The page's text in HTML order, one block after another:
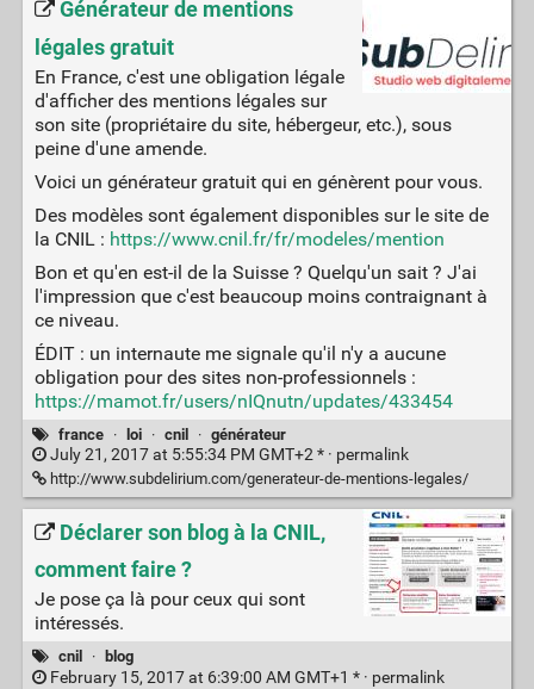
Générateur de mentions
légales gratuit
En France, c'est une obligation légale
d'afficher des mentions légales sur
son site (propriétaire du site, hébergeur, etc.), sous
peine d'une amende.
Voici un générateur gratuit qui en génèrent pour vous.
Des modèles sont également disponibles sur le site de
la CNIL : https://www.cnil.fr/fr/modeles/mention
Bon et qu'en est-il de la Suisse ? Quelqu'un sait ? J'ai
l'impression que c'est beaucoup moins contraignant à
ce niveau.
ÉDIT : un internaute me signale qu'il n'y a aucune
obligation pour des sites non-professionnels :
https://mamot.fr/users/nIQnutn/updates/433454
france · loi · cnil · générateur
July 21, 2017 at 5:55:34 PM GMT+2 * · permalink
http://www.subdelirium.com/generateur-de-mentions-legales/
Déclarer son blog à la CNIL,
comment faire ?
Je pose ça là pour ceux qui sont
intéressés.
cnil · blog
February 15, 2017 at 6:39:00 AM GMT+1 * · permalink